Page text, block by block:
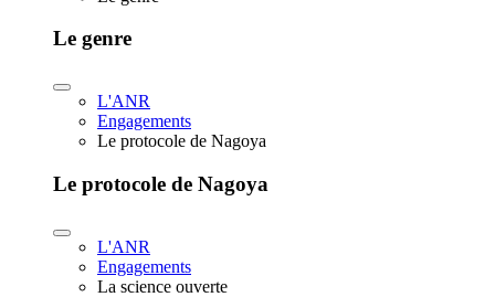
Le genre
L'ANR
Engagements
Le protocole de Nagoya
Le protocole de Nagoya
L'ANR
Engagements
La science ouverte